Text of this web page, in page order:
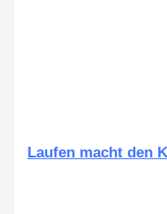
Laufen macht den